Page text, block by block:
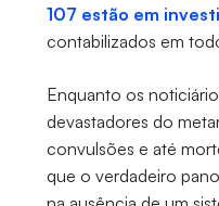
107 estão em
contabilizados em
Enquanto os
devastadores do
convulsões e até
que o verdadeiro